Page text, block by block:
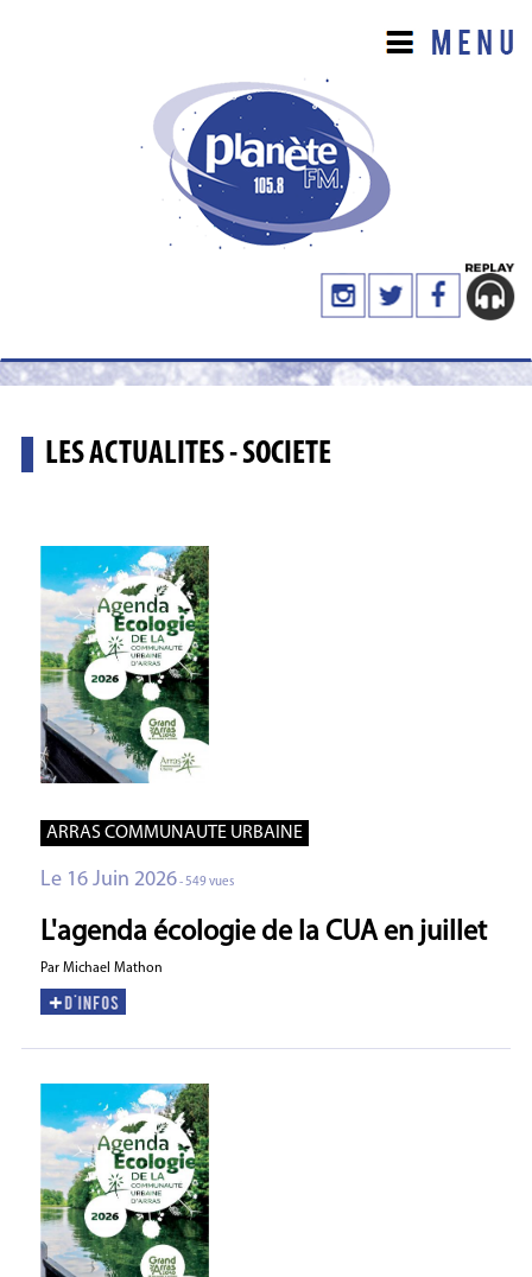
LES ACTUALITES - SOCIETE
ARRAS COMMUNAUTE URBAINE
Le 16 Juin 2026- 549 vues
L'agenda écologie de la CUA en juillet
Par Michael Mathon